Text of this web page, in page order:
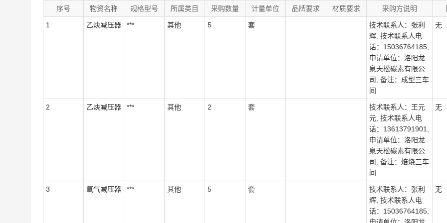
序号 物资名称 规格型号 所属类目 采购数量 计量单位 品牌要求 材质要求 采购方说明
1 乙炔减压器 *** 其他 5 套
技术联系人：张利
辉, 技术联系人电
话：15036764185,
申请单位：洛阳龙
泉天松碳素有限公
司, 备注：成型三车
间
无
2 乙炔减压器 *** 其他 2 套
技术联系人：王元
元, 技术联系人电
话：13613791901,
申请单位：洛阳龙
泉天松碳素有限公
司, 备注：焙烧三车
间
无
3 氧气减压器 *** 其他 5 套
技术联系人：张利
辉, 技术联系人电
话：15036764185,
无